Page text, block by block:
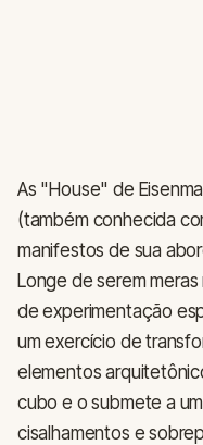
As "House" de
(também conhecida
manifestos de sua
Longe de serem
de experimentação
um exercício de
elementos
cubo e o submete a
cisalhamentos e